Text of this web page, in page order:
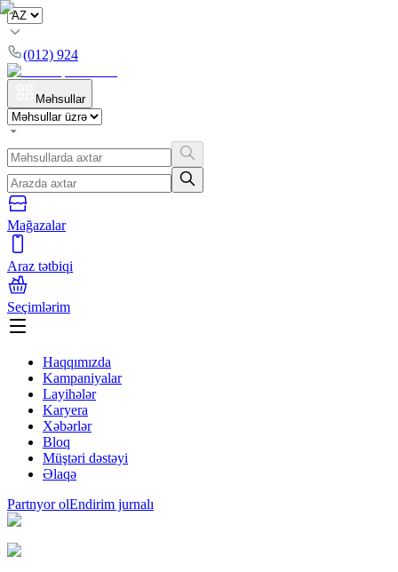
(012) 924
Məhsullar
Mağazalar
Araz tətbiqi
Seçimlərim
Haqqımızda
Kampaniyalar
Layihələr
Karyera
Xəbərlər
Bloq
Müştəri dəstəyi
Əlaqə
Partnyor olEndirim jurnalı